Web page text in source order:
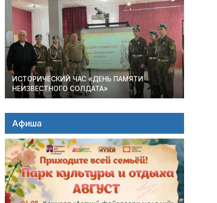
ИСТОРИЧЕСКИЙ ЧАС «ДЕНЬ ПАМЯТИ
НЕИЗВЕСТНОГО СОЛДАТА»
Афиша